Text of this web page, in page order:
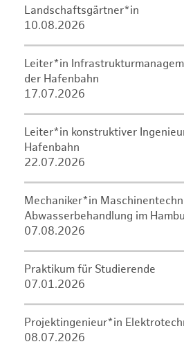
Landschaftsgärtner*in
10.08.2026
Leiter*in
der Hafenbahn
17.07.2026
Leiter*in konstruktiver
Hafenbahn
22.07.2026
Mechaniker*in
Abwasserbehandlung im
07.08.2026
Praktikum für Studierende
07.01.2026
Projektingenieur*in
08.07.2026